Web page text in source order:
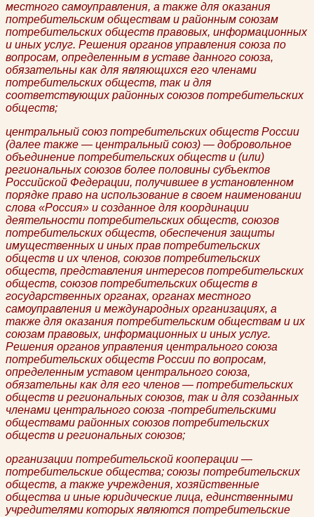
местного самоуправления, а также для оказания
потребительским обществам и районным союзам
потребительских обществ правовых, информационных
и иных услуг. Решения органов управления союза по
вопросам, определенным в уставе данного союза,
обязательны как для являющихся его членами
потребительских обществ, так и для
соответствующих районных союзов потребительских
обществ;
центральный союз потребительских обществ России
(далее также — центральный союз) — добровольное
объединение потребительских обществ и (или)
региональных союзов более половины субъектов
Российской Федерации, получившее в установленном
порядке право на использование в своем наименовании
слова «Россия» и созданное для координации
деятельности потребительских обществ, союзов
потребительских обществ, обеспечения защиты
имущественных и иных прав потребительских
обществ и их членов, союзов потребительских
обществ, представления интересов потребительских
обществ, союзов потребительских обществ в
государственных органах, органах местного
самоуправления и международных организациях, а
также для оказания потребительским обществам и их
союзам правовых, информационных и иных услуг.
Решения органов управления центрального союза
потребительских обществ России по вопросам,
определенным уставом центрального союза,
обязательны как для его членов — потребительских
обществ и региональных союзов, так и для созданных
членами центрального союза -потребительскими
обществами районных союзов потребительских
обществ и региональных союзов;
организации потребительской кооперации —
потребительские общества; союзы потребительских
обществ, а также учреждения, хозяйственные
общества и иные юридические лица, единственными
учредителями которых являются потребительские